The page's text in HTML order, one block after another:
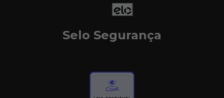
Selo Segurança